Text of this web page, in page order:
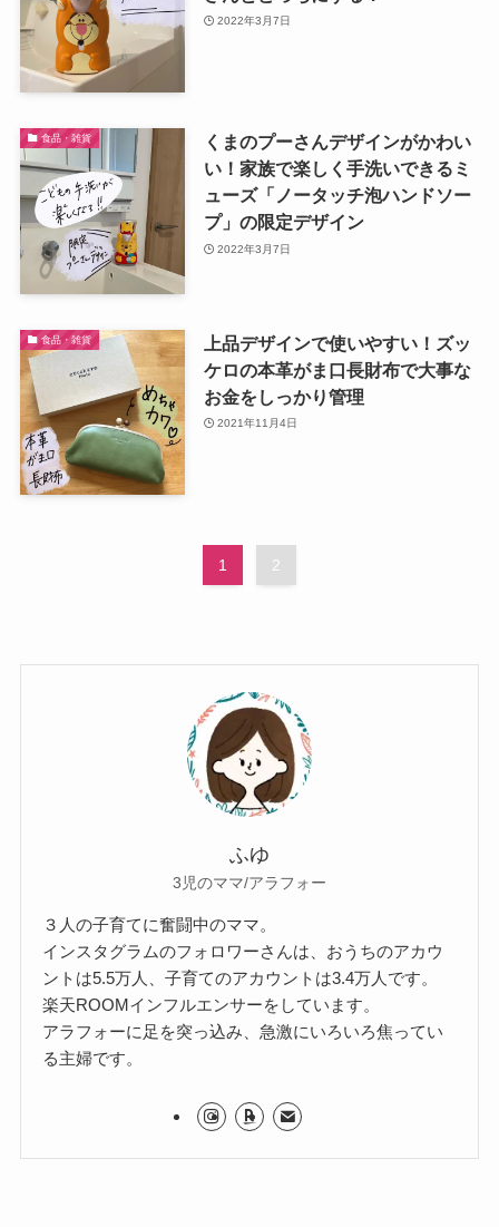
2022年3月7日
食品・雑貨
くまのプーさんデザインがかわい
い！家族で楽しく手洗いできるミ
ューズ「ノータッチ泡ハンドソー
プ」の限定デザイン
2022年3月7日
食品・雑貨
上品デザインで使いやすい！ズッ
ケロの本革がま口長財布で大事な
お金をしっかり管理
2021年11月4日
1 2
ふゆ
3児のママ/アラフォー
３人の子育てに奮闘中のママ。
インスタグラムのフォロワーさんは、おうちのアカウ
ントは5.5万人、子育てのアカウントは3.4万人です。
楽天ROOMインフルエンサーをしています。
アラフォーに足を突っ込み、急激にいろいろ焦ってい
る主婦です。